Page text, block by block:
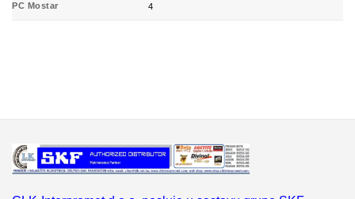
PC Mostar 4